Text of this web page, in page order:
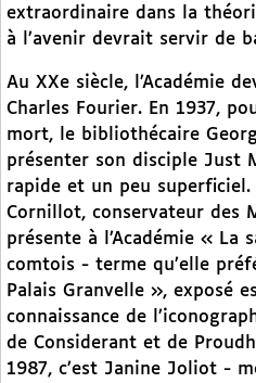
extraordinaire dans la
à l’avenir devrait servir de
Au XXe siècle, l’Académie
Charles Fourier. En 1937,
mort, le bibliothécaire
présenter son disciple Just
rapide et un peu superficiel.
Cornillot, conservateur des
présente à l’Académie « La
comtois - terme qu’elle
Palais Granvelle », exposé
connaissance de
de Considerant et de
1987, c’est Janine Joliot -